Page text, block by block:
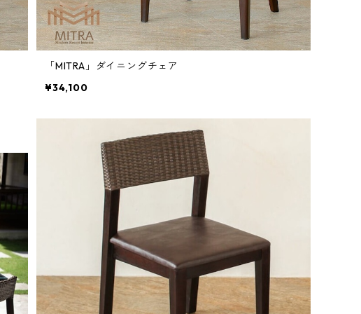
「MITRA」ダイニングチェア
¥34,100